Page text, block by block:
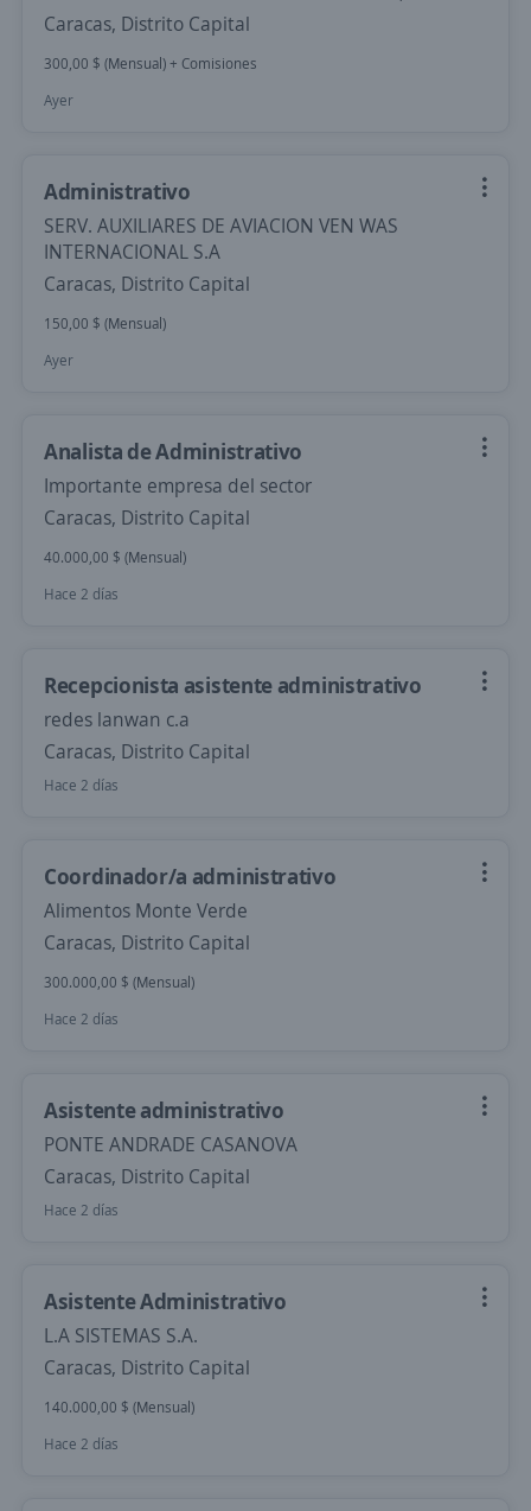
Caracas, Distrito Capital
300,00 $ (Mensual) + Comisiones
Ayer
Administrativo
SERV. AUXILIARES DE AVIACION VEN WAS
INTERNACIONAL S.A
Caracas, Distrito Capital
150,00 $ (Mensual)
Ayer
Analista de Administrativo
Importante empresa del sector
Caracas, Distrito Capital
40.000,00 $ (Mensual)
Hace 2 días
Recepcionista asistente administrativo
redes lanwan c.a
Caracas, Distrito Capital
Hace 2 días
Coordinador/a administrativo
Alimentos Monte Verde
Caracas, Distrito Capital
300.000,00 $ (Mensual)
Hace 2 días
Asistente administrativo
PONTE ANDRADE CASANOVA
Caracas, Distrito Capital
Hace 2 días
Asistente Administrativo
L.A SISTEMAS S.A.
Caracas, Distrito Capital
140.000,00 $ (Mensual)
Hace 2 días